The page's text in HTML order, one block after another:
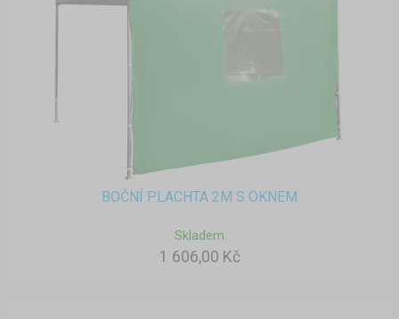
BOČNÍ PLACHTA 2M S OKNEM
Skladem
1 606,00 Kč